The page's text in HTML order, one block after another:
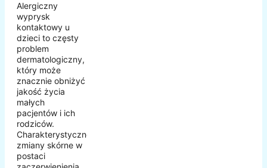
Alergiczny
wyprysk
kontaktowy u
dzieci to częsty
problem
dermatologiczny,
który może
znacznie obniżyć
jakość życia
małych
pacjentów i ich
rodziców.
Charakterystyczne
zmiany skórne w
postaci